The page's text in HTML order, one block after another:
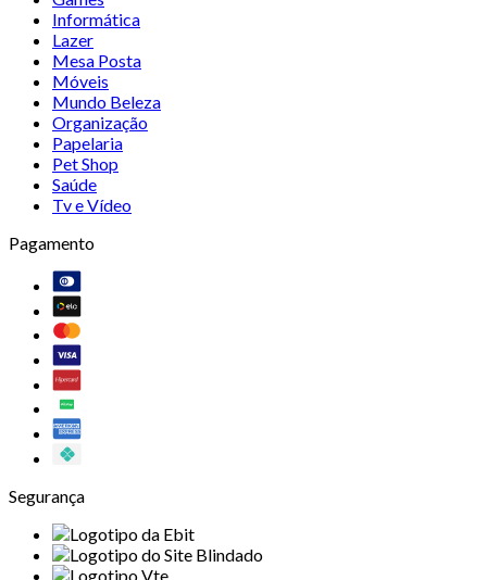
Informática
Lazer
Mesa Posta
Móveis
Mundo Beleza
Organização
Papelaria
Pet Shop
Saúde
Tv e Vídeo
Pagamento
Segurança